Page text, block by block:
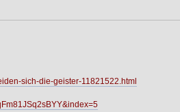
sich-die-geister-11821522.html